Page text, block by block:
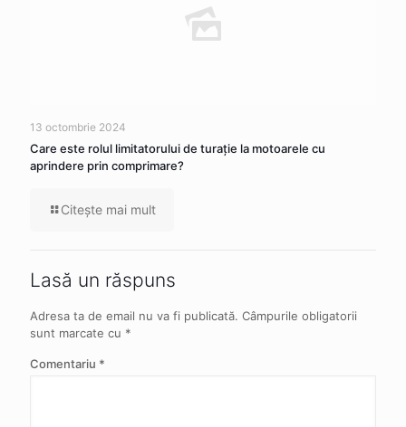
13 octombrie 2024
Care este rolul limitatorului de turație la motoarele cu
aprindere prin comprimare?
Citeşte mai mult
Lasă un răspuns
Adresa ta de email nu va fi publicată. Câmpurile obligatorii
sunt marcate cu *
Comentariu *